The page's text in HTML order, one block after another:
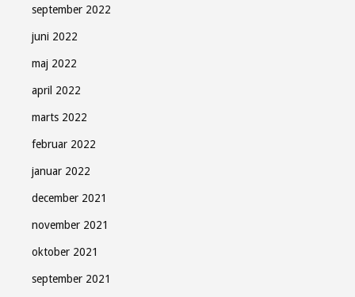
september 2022
juni 2022
maj 2022
april 2022
marts 2022
februar 2022
januar 2022
december 2021
november 2021
oktober 2021
september 2021